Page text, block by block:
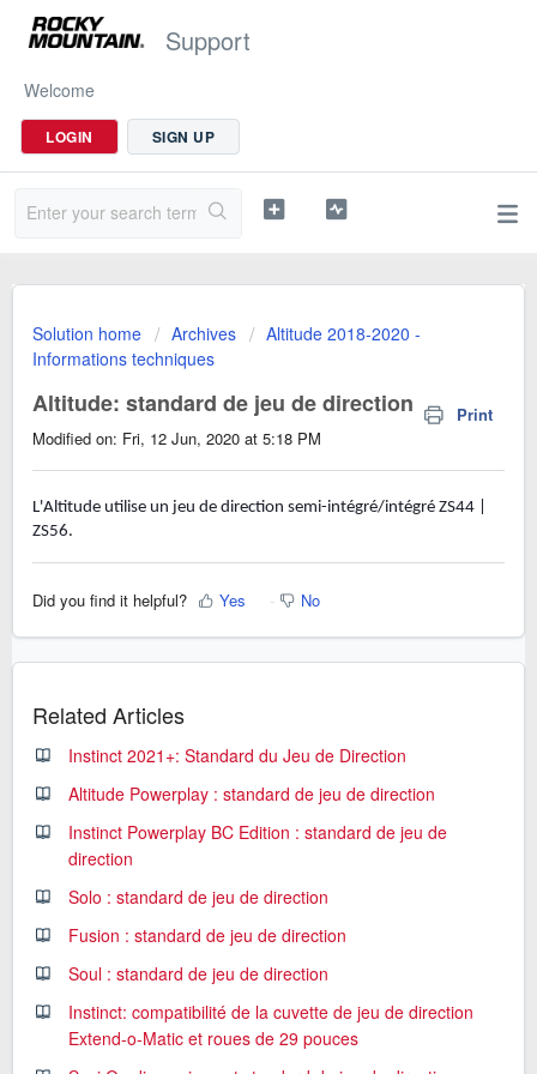
Support
Welcome
LOGIN SIGN UP
Solution home Archives
Altitude 2018-2020 -
Informations techniques
Altitude: standard de jeu de direction
Print
Modified on: Fri, 12 Jun, 2020 at 5:18 PM
L'Altitude utilise un jeu de direction semi-intégré/intégré ZS44 |
ZS56.
Did you find it helpful? Yes No
Related Articles
Instinct 2021+: Standard du Jeu de Direction
Altitude Powerplay : standard de jeu de direction
Instinct Powerplay BC Edition : standard de jeu de
direction
Solo : standard de jeu de direction
Fusion : standard de jeu de direction
Soul : standard de jeu de direction
Instinct: compatibilité de la cuvette de jeu de direction
Extend-o-Matic et roues de 29 pouces